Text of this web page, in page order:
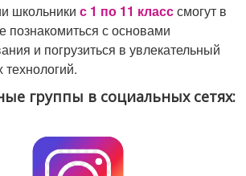
школьники с 1 по 11 класссмогут в
познакомиться с основами
и погрузиться в увлекательный
группы в социальных сетях: